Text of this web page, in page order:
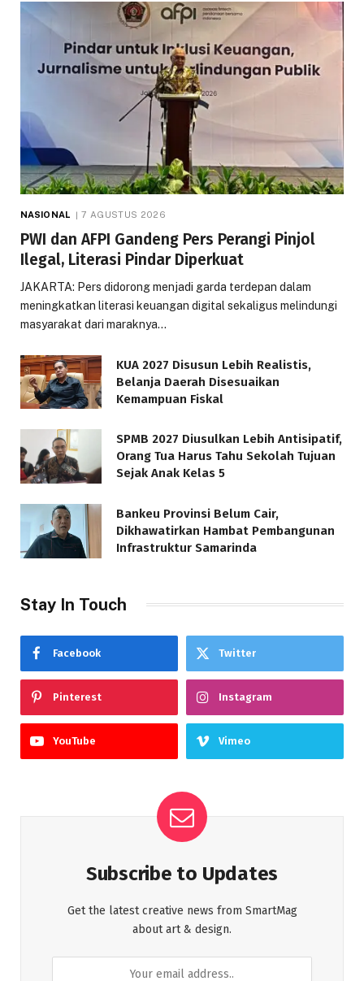
NASIONAL 7 AGUSTUS 2026
PWI dan AFPI Gandeng Pers Perangi Pinjol
Ilegal, Literasi Pindar Diperkuat
JAKARTA: Pers didorong menjadi garda terdepan dalam
meningkatkan literasi keuangan digital sekaligus melindungi
masyarakat dari maraknya…
KUA 2027 Disusun Lebih Realistis,
Belanja Daerah Disesuaikan
Kemampuan Fiskal
SPMB 2027 Diusulkan Lebih Antisipatif,
Orang Tua Harus Tahu Sekolah Tujuan
Sejak Anak Kelas 5
Bankeu Provinsi Belum Cair,
Dikhawatirkan Hambat Pembangunan
Infrastruktur Samarinda
Stay In Touch
Facebook Twitter
Pinterest Instagram
YouTube Vimeo
Subscribe to Updates
Get the latest creative news from SmartMag
about art & design.